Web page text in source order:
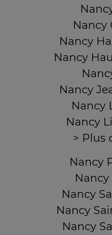
Nancy
Nancy
Nancy
Nancy
Nancy
Nancy
> Plus
Nancy
Nancy
Nancy
Nancy
Nancy